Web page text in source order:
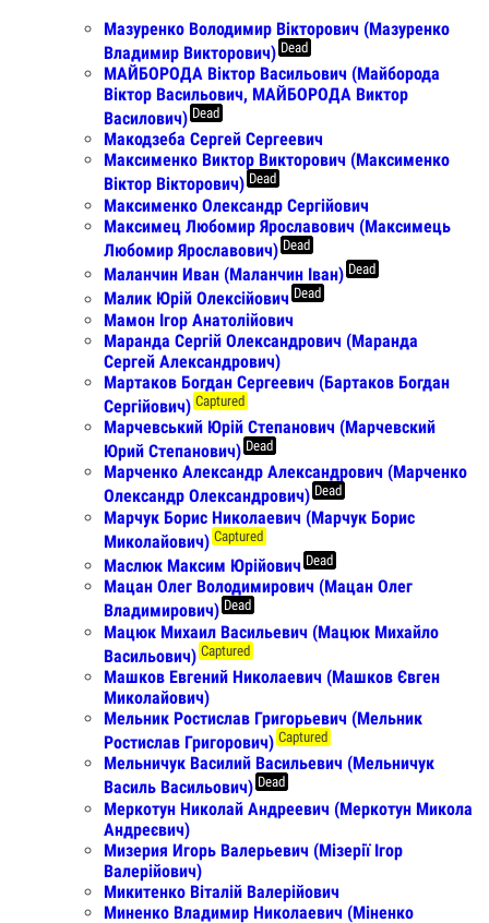
Мазуренко Володимир Вікторович (Мазуренко
Владимир Викторович) Dead
МАЙБОРОДА Віктор Васильович (Майборода
Віктор Васильович, МАЙБОРОДА Виктор
Василович) Dead
Макодзеба Сергей Сергеевич
Максименко Виктор Викторович (Максименко
Віктор Вікторович) Dead
Максименко Олександр Сергійович
Максимец Любомир Ярославович (Максимець
Любомир Ярославович) Dead
Маланчин Иван (Маланчин Іван) Dead
Малик Юрій Олексійович Dead
Мамон Ігор Анатолійович
Маранда Сергій Олександрович (Маранда
Сергей Александрович)
Мартаков Богдан Сергеевич (Бартаков Богдан
Сергійович) Captured
Марчевський Юрій Степанович (Марчевский
Юрий Степанович) Dead
Марченко Александр Александрович (Марченко
Олександр Олександрович) Dead
Марчук Борис Николаевич (Марчук Борис
Миколайович) Captured
Маслюк Максим Юрійович Dead
Мацан Олег Володимирович (Мацан Олег
Владимирович) Dead
Мацюк Михаил Васильевич (Мацюк Михайло
Васильович) Captured
Машков Евгений Николаевич (Машков Євген
Миколайович)
Мельник Ростислав Григорьевич (Мельник
Ростислав Григорович) Captured
Мельничук Василий Васильевич (Мельничук
Василь Васильович) Dead
Меркотун Николай Андреевич (Меркотун Микола
Андреєвич)
Мизерия Игорь Валерьевич (Мізерії Ігор
Валерійович)
Микитенко Віталій Валерійович
Миненко Владимир Николаевич (Міненко